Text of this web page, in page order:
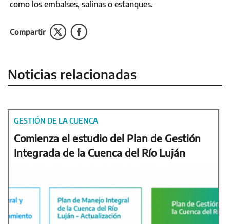
como los embalses, salinas o estanques.
Compartir
Noticias relacionadas
GESTIÓN DE LA CUENCA
Comienza el estudio del Plan de Gestión
Integrada de la Cuenca del Río Luján